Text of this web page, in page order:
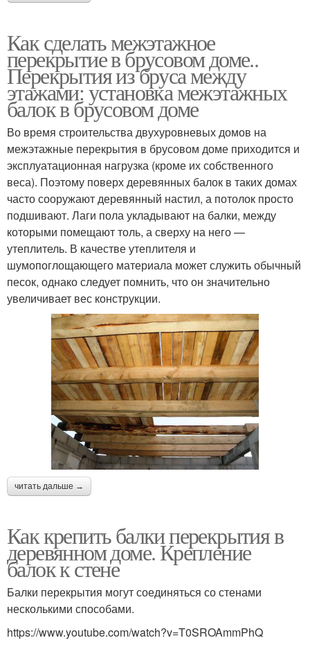
Как сделать межэтажное
перекрытие в брусовом доме..
Перекрытия из бруса между
этажами: установка межэтажных
балок в брусовом доме
Во время строительства двухуровневых домов на
межэтажные перекрытия в брусовом доме приходится и
эксплуатационная нагрузка (кроме их собственного
веса). Поэтому поверх деревянных балок в таких домах
часто сооружают деревянный настил, а потолок просто
подшивают. Лаги пола укладывают на балки, между
которыми помещают толь, а сверху на него —
утеплитель. В качестве утеплителя и
шумопоглощающего материала может служить обычный
песок, однако следует помнить, что он значительно
увеличивает вес конструкции.
читать дальше →
Как крепить балки перекрытия в
деревянном доме. Крепление
балок к стене
Балки перекрытия могут соединяться со стенами
несколькими способами.
https://www.youtube.com/watch?v=T0SROAmmPhQ